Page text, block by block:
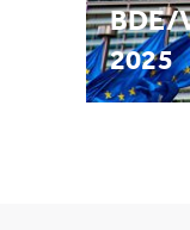
BDE/
2025